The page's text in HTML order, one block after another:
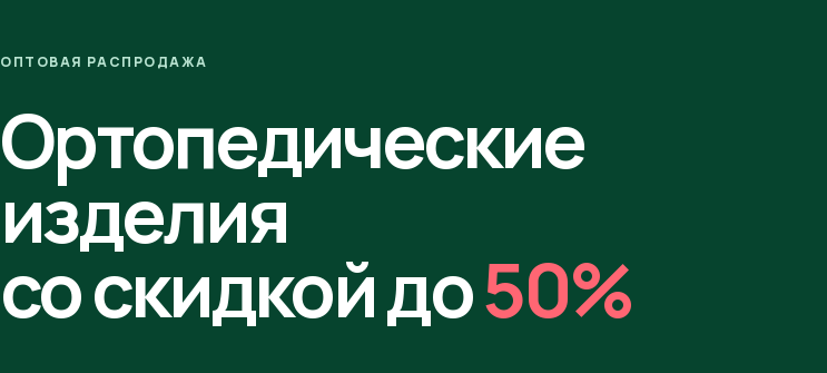
ОПТОВАЯ РАСПРОДАЖА
Ортопедические
изделия
со скидкой до50%